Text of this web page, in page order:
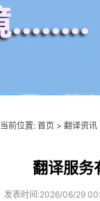
当前位置: 首页 > 翻译资讯
翻译服务
发表时间:2026/06/29